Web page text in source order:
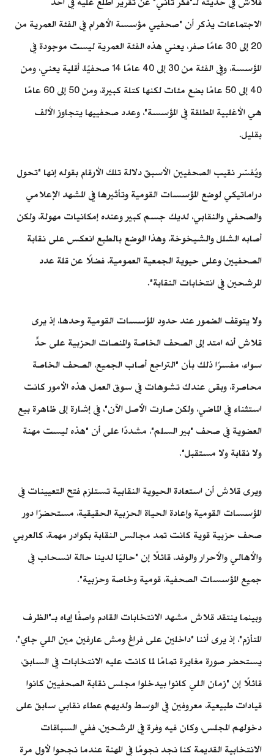
الاجتماعات يذكر أن "صحفيي مؤسسة الأهرام في الفئة العمرية من
20 إلى 30 عامًا صفر، يعني هذه الفئة العمرية ليست موجودة في
المؤسسة، وفي الفئة من 30 إلى 40 عامًا 14 صحفيًا، أقلية يعني، ومن
40 إلى 50 عامًا بضع مئات لكنها كتلة كبيرة، ومن 50 إلى 60 عامًا
هي الأغلبية المطلقة في المؤسسة"، وعدد صحفييها يتجاوز الألف
بقليل.
ويُفسّر نقيب الصحفيين الأسبق دلالة تلك الأرقام بقوله إنها "تحول
دراماتيكي لوضع المؤسسات القومية وتأثيرها في المشهد الإعلامي
والصحفي والنقابي، لديك جسم كبير وعنده إمكانيات مهولة، ولكن
أصابه الشلل والشيخوخة، وهذا الوضع بالطبع انعكس على نقابة
الصحفيين وعلى حيوية الجمعية العمومية، فضلًا عن قلة عدد
المرشحين في انتخابات النقابة".
ولا يتوقف الضمور عند حدود المؤسسات القومية وحدها، إذ يرى
قلاش أنه امتد إلى الصحف الخاصة والمنصات الحزبية على حدٍّ
سواء، مفسرًا ذلك بأن "التراجع أصاب الجميع، الصحف الخاصة
محاصرة، وبقى عندك تشوهات في سوق العمل، هذه الأمور كانت
استثناء في الماضي، ولكن صارت الأصل الآن"، في إشارة إلى ظاهرة بيع
العضوية في صحف "بير السلم"، مشددًا على أن "هذه ليست مهنة
ولا نقابة ولا مستقبل".
ويرى قلاش أن استعادة الحيوية النقابية تستلزم فتح التعيينات في
المؤسسات القومية وإعادة الحياة الحزبية الحقيقية، مستحضرًا دور
صحف حزبية قوية كانت تمد مجالس النقابة بكوادر مهمة، كالعربي
والأهالي والأحرار والوفد، قائلًا إن "حاليًا لدينا حالة انسحاب في
جميع المؤسسات الصحفية، قومية وخاصة وحزبية".
وبينما ينتقد قلاش مشهد الانتخابات القادم واصفًا إياه بـ"الظرف
المتأزم"، إذ يرى أننا "داخلين على فراغ ومش عارفين مين اللي جاي"،
يستحضر صورة مغايرة تمامًا لما كانت عليه الانتخابات في السابق،
قائلًا إن "زمان اللي كانوا بيدخلوا مجلس نقابة الصحفيين كانوا
قيادات طبيعية، معروفين في الوسط ولديهم عطاء نقابي سابق على
دخولهم المجلس، وكان فيه وفرة في المرشحين، ففي السباقات
الانتخابية القديمة كنا نجد نجومًا في المهنة عندما نجحوا لأول مرة